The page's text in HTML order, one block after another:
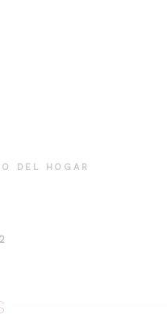
DEL HOGAR
2